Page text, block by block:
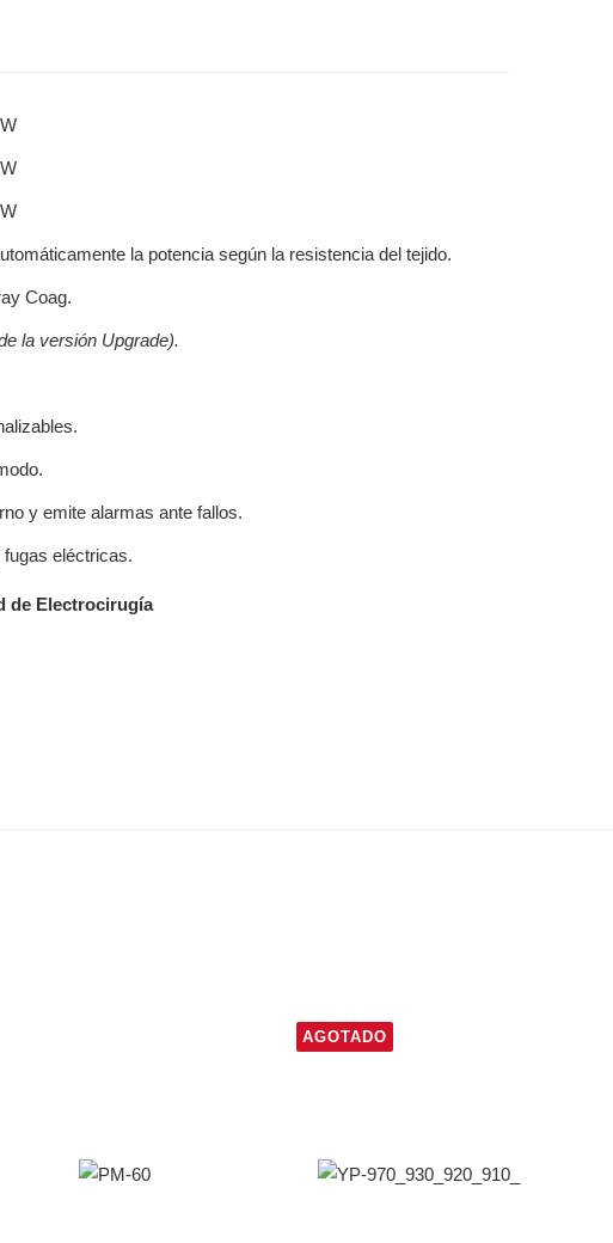
la potencia según la resistencia del tejido.
Coag.
la versión Upgrade).
y emite alarmas ante fallos.
eléctricas.
de Electrocirugía
AGOTADO